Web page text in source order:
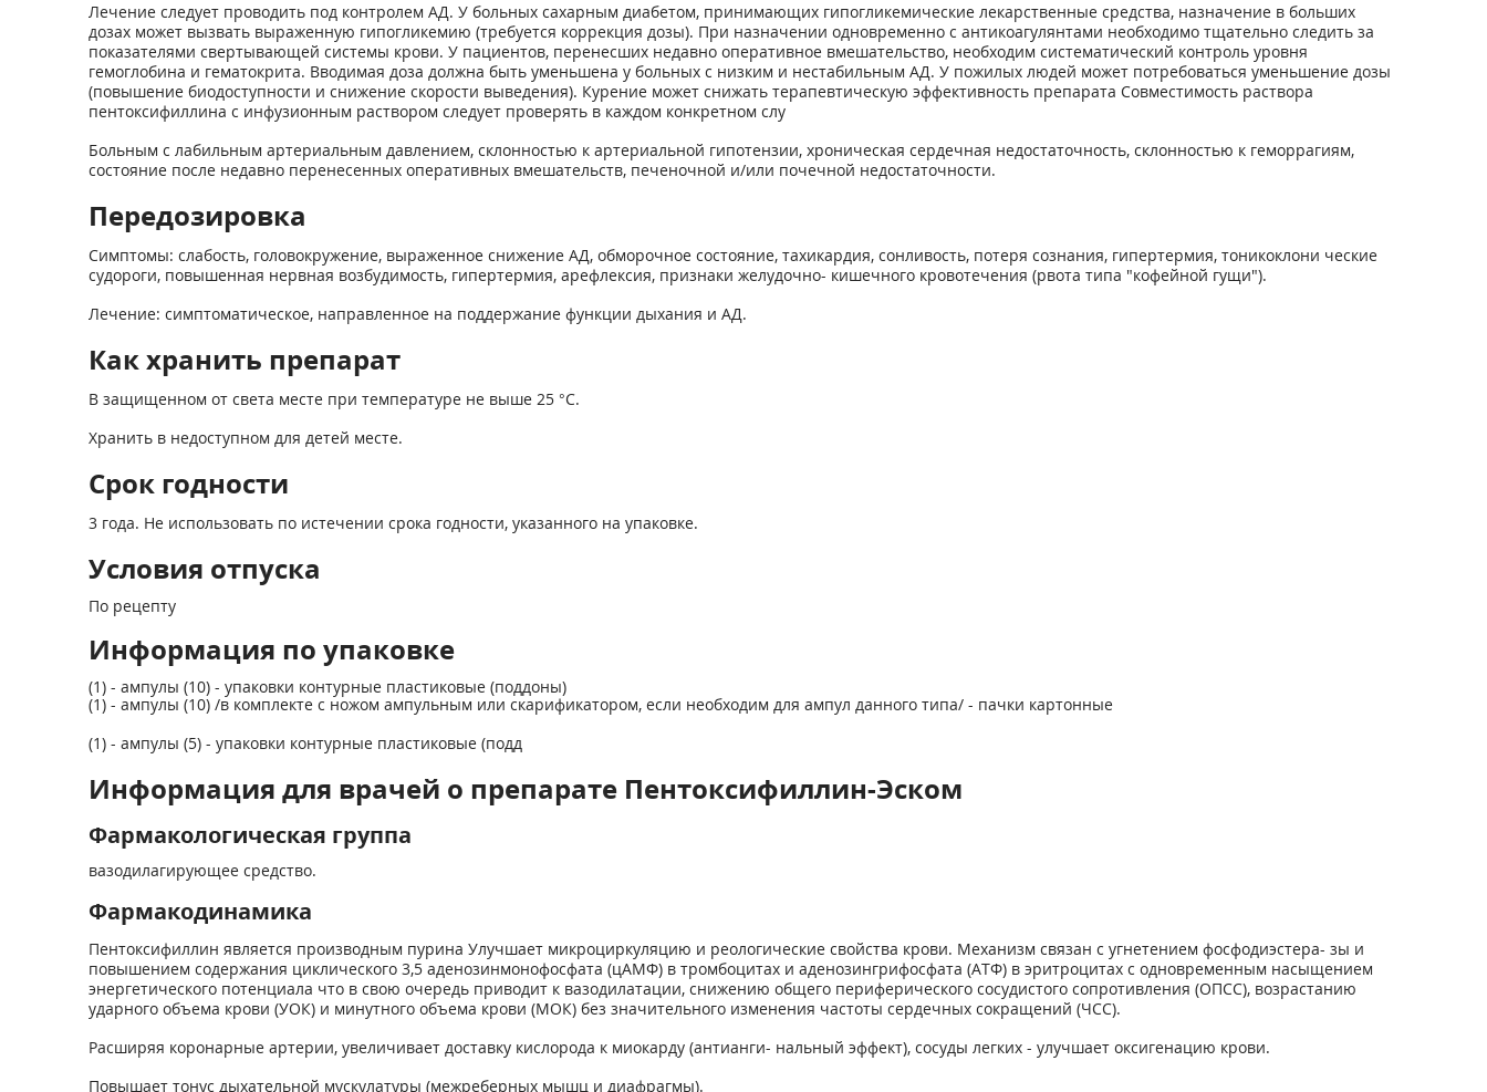
Лечение следует проводить под контролем АД. У больных сахарным диабетом, принимающих гипогликемические лекарственные средства, назначение в больших
дозах может вызвать выраженную гипогликемию (требуется коррекция дозы). При назначении одновременно с антикоагулянтами необходимо тщательно следить за
показателями свертывающей системы крови. У пациентов, перенесших недавно оперативное вмешательство, необходим систематический контроль уровня
гемоглобина и гематокрита. Вводимая доза должна быть уменьшена у больных с низким и нестабильным АД. У пожилых людей может потребоваться уменьшение дозы
(повышение биодоступности и снижение скорости выведения). Курение может снижать терапевтическую эффективность препарата Совместимость раствора
пентоксифиллина с инфузионным раствором следует проверять в каждом конкретном слу
Больным с лабильным артериальным давлением, склонностью к артериальной гипотензии, хроническая сердечная недостаточность, склонностью к геморрагиям,
состояние после недавно перенесенных оперативных вмешательств, печеночной и/или почечной недостаточности.
Передозировка
Симптомы: слабость, головокружение, выраженное снижение АД, обморочное состояние, тахикардия, сонливость, потеря сознания, гипертермия, тоникоклони ческие
судороги, повышенная нервная возбудимость, гипертермия, арефлексия, признаки желудочно- кишечного кровотечения (рвота типа "кофейной гущи").
Лечение: симптоматическое, направленное на поддержание функции дыхания и АД.
Как хранить препарат
В защищенном от света месте при температуре не выше 25 °С.
Хранить в недоступном для детей месте.
Срок годности
3 года. Не использовать по истечении срока годности, указанного на упаковке.
Условия отпуска
По рецепту
Информация по упаковке
(1) - ампулы (10) - упаковки контурные пластиковые (поддоны)
(1) - ампулы (10) /в комплекте с ножом ампульным или скарификатором, если необходим для ампул данного типа/ - пачки картонные
(1) - ампулы (5) - упаковки контурные пластиковые (подд
Информация для врачей о препарате Пентоксифиллин-Эском
Фармакологическая группа
вазодилагирующее средство.
Фармакодинамика
Пентоксифиллин является производным пурина Улучшает микроциркуляцию и реологические свойства крови. Механизм связан с угнетением фосфодиэстера- зы и
повышением содержания циклического 3,5 аденозинмонофосфата (цАМФ) в тромбоцитах и аденозингрифосфата (АТФ) в эритроцитах с одновременным насыщением
энергетического потенциала что в свою очередь приводит к вазодилатации, снижению общего периферического сосудистого сопротивления (ОПСС), возрастанию
ударного объема крови (УОК) и минутного объема крови (МОК) без значительного изменения частоты сердечных сокращений (ЧСС).
Расширяя коронарные артерии, увеличивает доставку кислорода к миокарду (антианги- нальный эффект), сосуды легких - улучшает оксигенацию крови.
Повышает тонус дыхательной мускулатуры (межреберных мышц и диафрагмы).